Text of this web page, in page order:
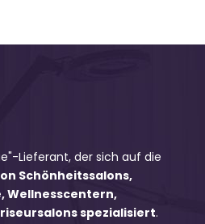
Lieferant, der sich auf die
Schönheitssalons,
Wellnesscentern,
spezialisiert.